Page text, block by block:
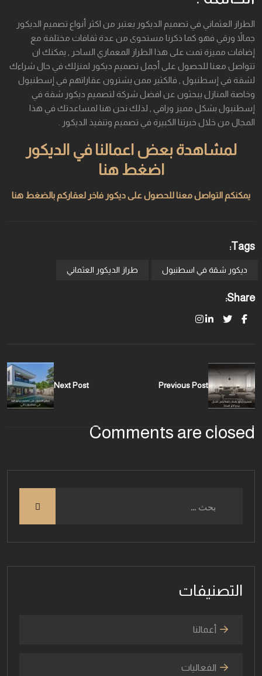
الطراز العثماني في تصميم الديكور يعتبر من اكثر أنواع تصميم الديكور
جمالاً ورقي فهو كما ذكرنا مستحوى من عدة ثقافات مختلفة مع
إضافات مميزة تمت على هذا الطراز المعماري الساحر , يمكنك ان
تتواصل معنا للحصول على أجمل تصميم ديكور لمنزلك في حال شراءك
لشقة في إسطنبول , فالكثير ممن يشترون عقاراتهم في إسطنبول
وخاصة المنازل يبحثون عن افضل شركة لتصميم ديكور شقة في
إسطنبول بشكل مميز وراقي , لذلك نحن هنا لمساعدتك في هذا
المجال من خلال خبرتنا الكبيرة في تصميم وتنفيذ الديكور .
لمشاهدة بعض اعمالنا في الديكور
اضغط هنا
يمكنكم التواصل معنا للحصول على ديكور فاخر لعقاركم بالضغط هنا
Tags:
ديكور شقة في اسطنبول طراز الديكور العثماني
Share:
Previous Post
Next Post
Comments are closed
التصنيفات
أعمالنا
الفعاليات